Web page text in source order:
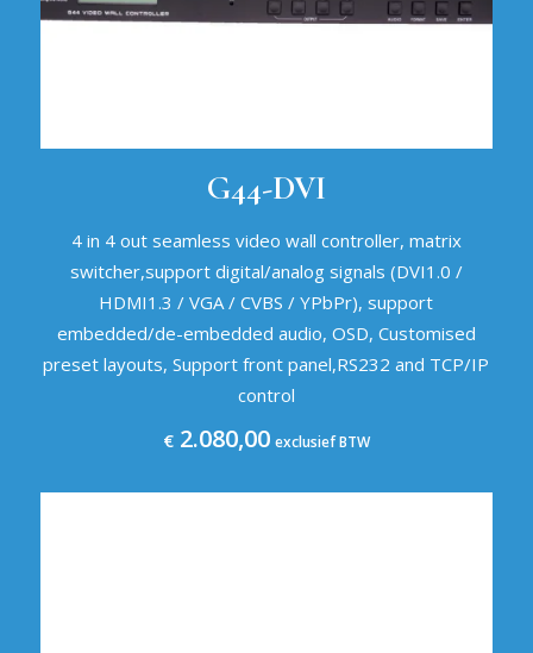
G44-DVI
4 in 4 out seamless video wall controller, matrix
switcher,support digital/analog signals (DVI1.0 /
HDMI1.3 / VGA / CVBS / YPbPr), support
embedded/de-embedded audio, OSD, Customised
preset layouts, Support front panel,RS232 and TCP/IP
control
€2.080,00 exclusief BTW